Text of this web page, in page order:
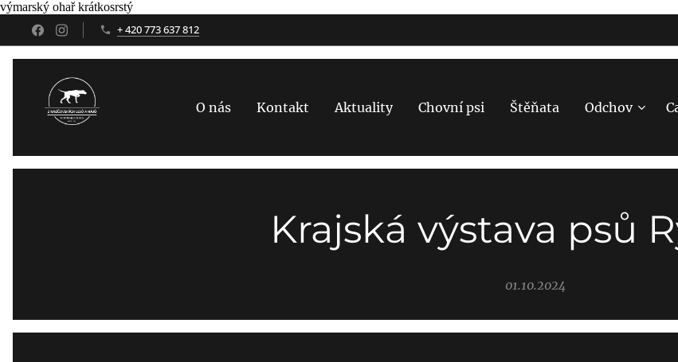
výmarský ohař krátkosrstý
+ 420 773 637 812
O nás Kontakt Aktuality Chovní psi Štěňata Odchov
Krajská výstava psů
01.10.2024